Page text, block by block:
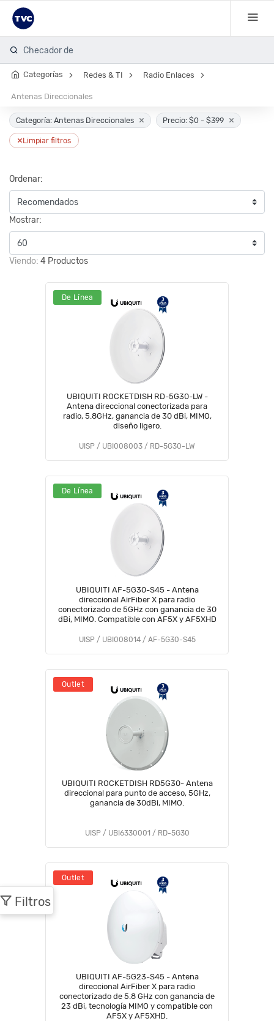
Checador de hu
Categorías Redes & TI Radio Enlaces
Antenas Direccionales
Categoría: Antenas Direccionales × Precio: $0 - $399 ×
×Limpiar filtros
Ordenar:
Mostrar:
Viendo: 4 Productos
De Línea
UBIQUITI ROCKETDISH RD-5G30-LW -
Antena direccional conectorizada para
radio, 5.8GHz, ganancia de 30 dBi, MIMO,
diseño ligero.
UISP / UBI008003 / RD-5G30-LW
De Línea
UBIQUITI AF-5G30-S45 - Antena
direccional AirFiber X para radio
conectorizado de 5GHz con ganancia de 30
dBi, MIMO. Compatible con AF5X y AF5XHD
UISP / UBI008014 / AF-5G30-S45
Outlet
UBIQUITI ROCKETDISH RD5G30- Antena
direccional para punto de acceso, 5GHz,
ganancia de 30dBi, MIMO.
UISP / UBI6330001 / RD-5G30
Outlet
UBIQUITI AF-5G23-S45 - Antena
direccional AirFiber X para radio
conectorizado de 5.8 GHz con ganancia de
23 dBi, tecnología MIMO y compatible con
AF5X y AF5XHD.
Filtros